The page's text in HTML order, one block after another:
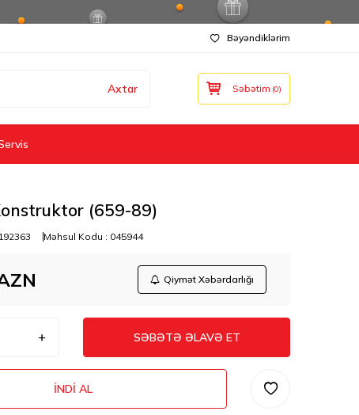
Bəyəndiklərim
Axtar Səbətim (0)
(659-89)
Məhsul Kodu : 045944
Qiymət Xəbərdarlığı
SƏBƏTƏ ƏLAVƏ ET
İNDI AL